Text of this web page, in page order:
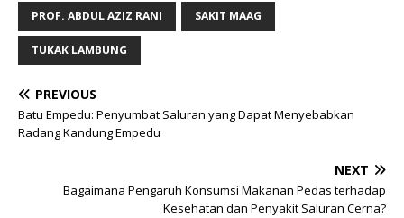
PROF. ABDUL AZIZ RANI SAKIT MAAG
TUKAK LAMBUNG
PREVIOUS
Batu Empedu: Penyumbat Saluran yang Dapat Menyebabkan
Radang Kandung Empedu
NEXT
Bagaimana Pengaruh Konsumsi Makanan Pedas terhadap
Kesehatan dan Penyakit Saluran Cerna?